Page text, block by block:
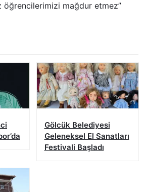
öğrencilerimizi mağdur etmez”
Gölcük Belediyesi
Geleneksel El Sanatları
Festivali Başladı